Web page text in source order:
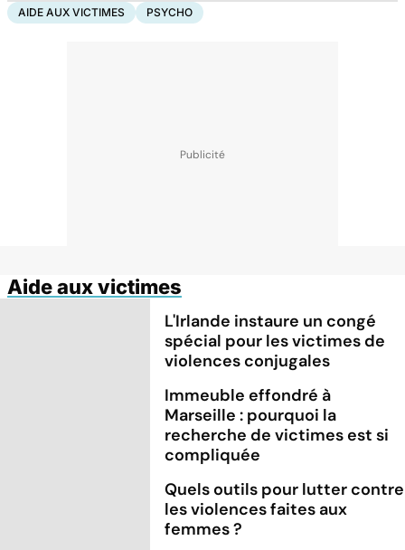
AIDE AUX VICTIMES PSYCHO
Aide aux victimes
L'Irlande instaure un congé
spécial pour les victimes de
violences conjugales
Immeuble effondré à
Marseille : pourquoi la
recherche de victimes est si
compliquée
Quels outils pour lutter contre
les violences faites aux
femmes ?